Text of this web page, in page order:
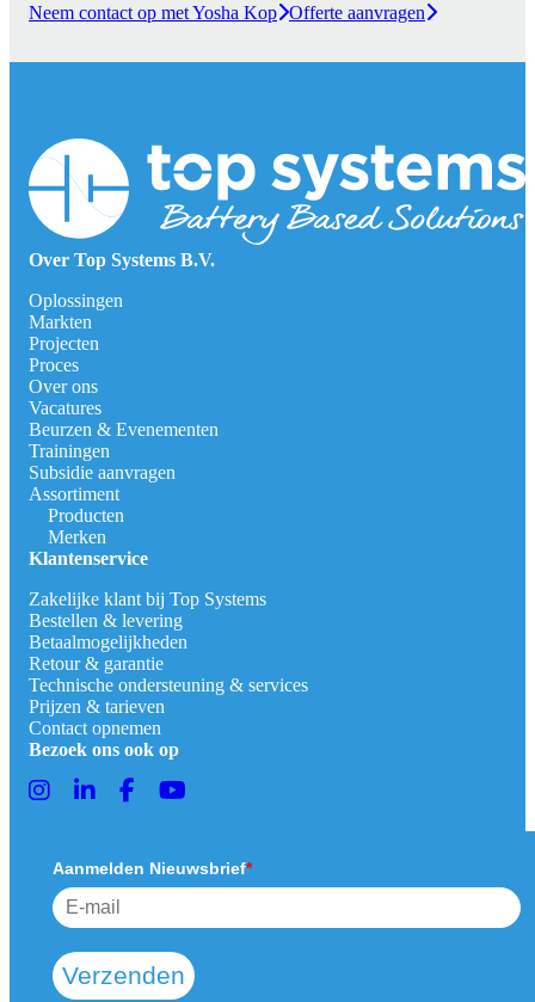
Neem contact op met Yosha Kop Offerte aanvragen
Over Top Systems B.V.
Oplossingen
Markten
Projecten
Proces
Over ons
Vacatures
Beurzen & Evenementen
Trainingen
Subsidie aanvragen
Assortiment
Producten
Merken
Klantenservice
Zakelijke klant bij Top Systems
Bestellen & levering
Betaalmogelijkheden
Retour & garantie
Technische ondersteuning & services
Prijzen & tarieven
Contact opnemen
Bezoek ons ook op
Aanmelden Nieuwsbrief*
Verzenden